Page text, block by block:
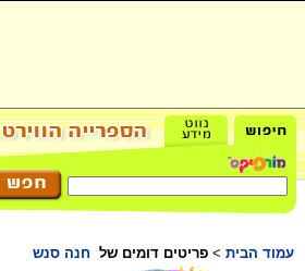
עמוד הבית > פריטים דומים של חנה סנש